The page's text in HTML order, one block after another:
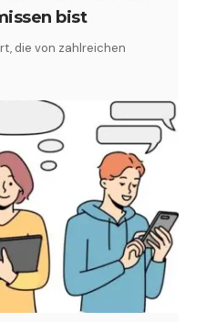
bist
die von zahlreichen